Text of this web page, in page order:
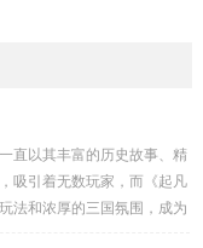
直以其丰富的历史故事、精
吸引着无数玩家，而《起凡
法和浓厚的三国氛围，成为